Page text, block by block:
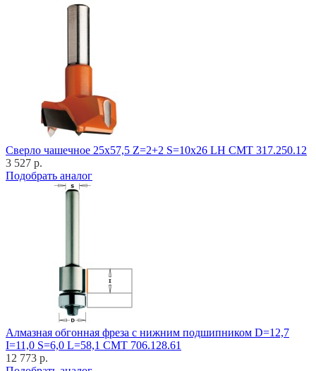
Cверло чашечное 25x57,5 Z=2+2 S=10x26 LH CMT 317.250.12
3 527 р.
Подобрать аналог
Алмазная обгонная фреза с нижним подшипником D=12,7
I=11,0 S=6,0 L=58,1 CMT 706.128.61
12 773 р.